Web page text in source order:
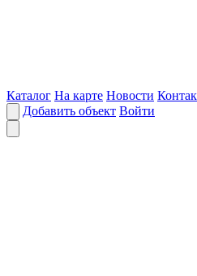
Каталог На карте Новости
Добавить объект Войти